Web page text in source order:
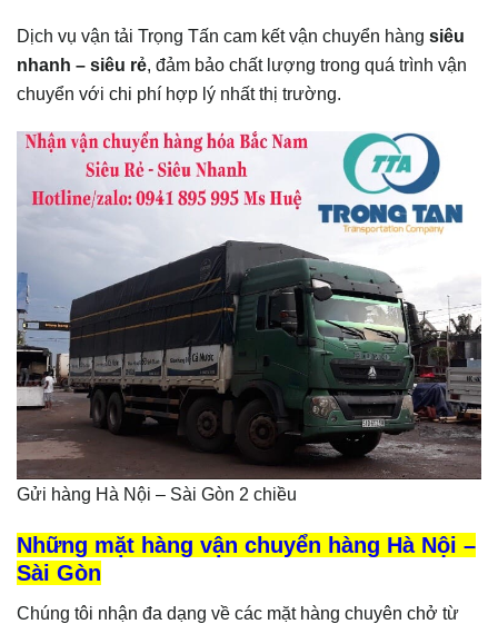
Dịch vụ vận tải Trọng Tấn cam kết vận chuyển hàng siêu
nhanh – siêu rẻ, đảm bảo chất lượng trong quá trình vận
chuyển với chi phí hợp lý nhất thị trường.
Gửi hàng Hà Nội – Sài Gòn 2 chiều
Những mặt hàng vận chuyển hàng Hà Nội –
Sài Gòn
Chúng tôi nhận đa dạng về các mặt hàng chuyên chở từ